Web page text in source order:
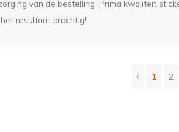
van de bestelling. Prima kwaliteit
resultaat prachtig!
1 2